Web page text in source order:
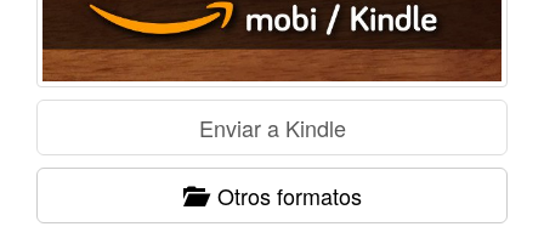
Otros formatos